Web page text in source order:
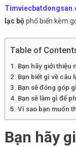
lạc bộphổ biến kèm
Table of
Bạn hãy giới thiệu
Bạn biết gì về câu
Bạn sẽ đóng góp
Bạn sẽ làm gì để
Vì sao bạn muốn
Bạn hãy